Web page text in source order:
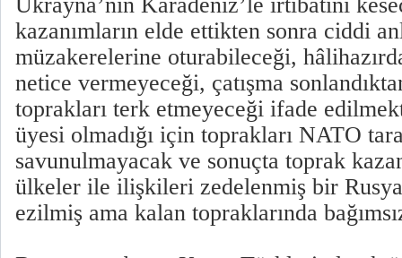
kazanımların elde ettikten sonra ciddi
müzakerelerine oturabileceği,
netice vermeyeceği, çatışma
toprakları terk etmeyeceği ifade
üyesi olmadığı için toprakları NATO
savunulmayacak ve sonuçta toprak
ülkeler ile ilişkileri zedelenmiş bir
ezilmiş ama kalan topraklarında